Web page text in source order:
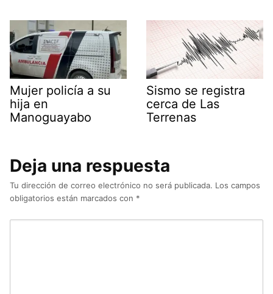
Mujer policía a su
hija en
Manoguayabo
Sismo se registra
cerca de Las
Terrenas
Deja una respuesta
Tu dirección de correo electrónico no será publicada. Los campos
obligatorios están marcados con *